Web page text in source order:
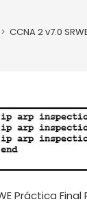
> CCNA 2 v7.0
Práctica